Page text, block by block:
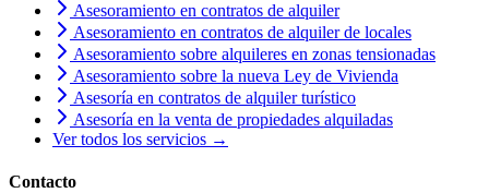
Asesoramiento en contratos de alquiler
Asesoramiento en contratos de alquiler de locales
Asesoramiento sobre alquileres en zonas tensionadas
Asesoramiento sobre la nueva Ley de Vivienda
Asesoría en contratos de alquiler turístico
Asesoría en la venta de propiedades alquiladas
Ver todos los servicios →
Contacto